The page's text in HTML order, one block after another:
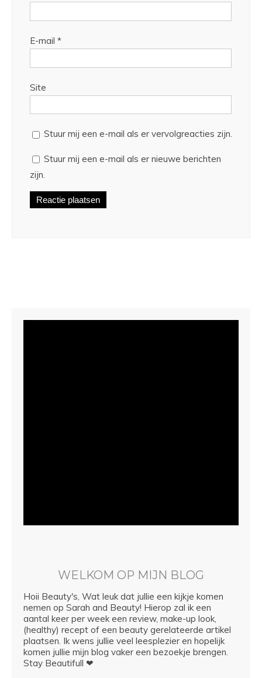
E-mail *
Site
Stuur mij een e-mail als er vervolgreacties zijn.
Stuur mij een e-mail als er nieuwe berichten
zijn.
WELKOM OP MIJN BLOG
Hoii Beauty's, Wat leuk dat jullie een kijkje komen
nemen op Sarah and Beauty! Hierop zal ik een
aantal keer per week een review, make-up look,
(healthy) recept of een beauty gerelateerde artikel
plaatsen. Ik wens jullie veel leesplezier en hopelijk
komen jullie mijn blog vaker een bezoekje brengen.
Stay Beautifull ❤